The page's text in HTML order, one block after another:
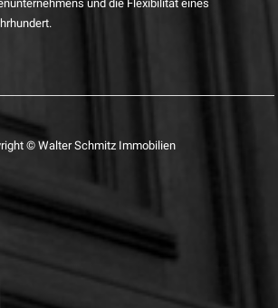
und die Flexibilität eines
© Walter Schmitz Immobilien